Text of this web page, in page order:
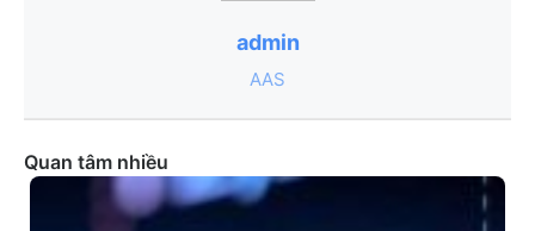
admin
AAS
Quan tâm nhiều